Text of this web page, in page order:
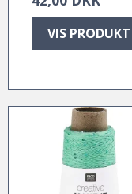
VIS PRODUKT